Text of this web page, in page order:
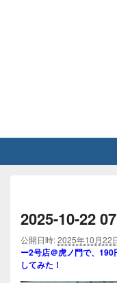
2025-10-22
公開日時:2025年10月22
ー2号店＠虎ノ門で、
してみた！